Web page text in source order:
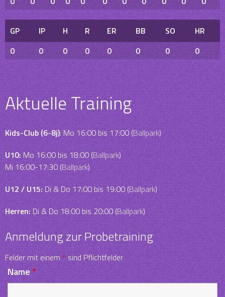
GP IP H R ER BB SO
HR
0
0 0 0 0 0 0 0
Aktuelle Training
Kids-Club (6-8j): Mo 16:00 bis 17:00 (Ballpark)
U10:Mo 16:00 bis 18:00 (Ballpark)
Mi 16:00-17:30 (Ballpark)
U12 / U15: Di & Do 17:00 bis 19:00 (Ballpark)
Herren: Di & Do 18:00 bis 20:00 (Ballpark)
Anmeldung zur Probetraining
Felder mit einem * sind Pflichtfelder
Name*